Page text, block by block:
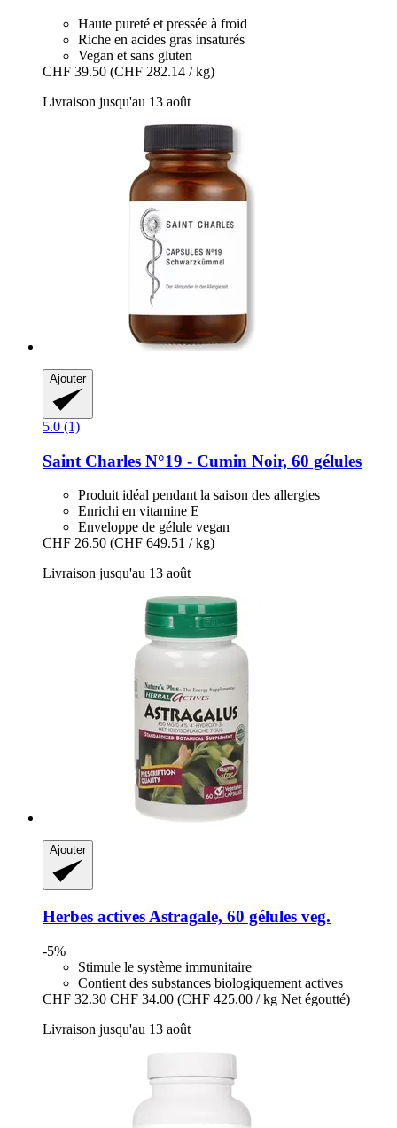
Haute pureté et pressée à froid
Riche en acides gras insaturés
Vegan et sans gluten
CHF 39.50 (CHF 282.14 / kg)
Livraison jusqu'au 13 août
Ajouter
5.0 (1)
Saint Charles N°19 -​ Cumin Noir, 60 gélules
Produit idéal pendant la saison des allergies
Enrichi en vitamine E
Enveloppe de gélule vegan
CHF 26.50 (CHF 649.51 / kg)
Livraison jusqu'au 13 août
Ajouter
Herbes actives Astragale, 60 gélules veg.
-5%
Stimule le système immunitaire
Contient des substances biologiquement actives
CHF 32.30 CHF 34.00 (CHF 425.00 / kg Net égoutté)
Livraison jusqu'au 13 août